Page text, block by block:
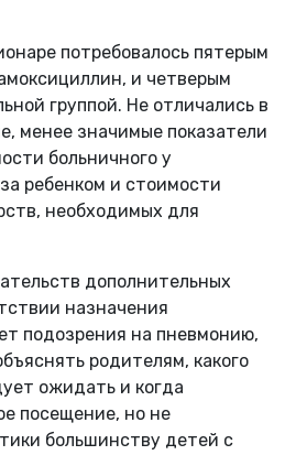
потребовалось пятерым
и четверым
группой. Не отличались в
менее значимые показатели
больничного у
ребенком и стоимости
необходимых для
дополнительных
назначения
подозрения на пневмонию,
родителям, какого
ожидать и когда
посещение, но не
большинству детей с